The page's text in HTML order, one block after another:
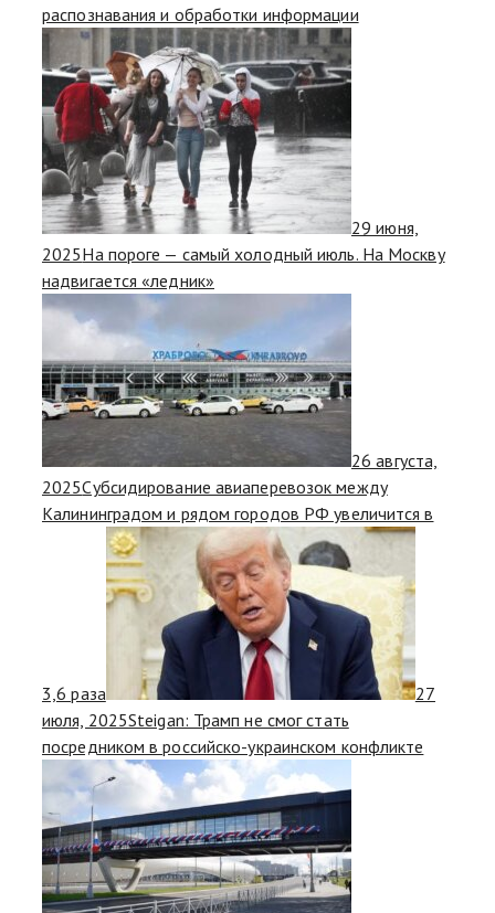
распознавания и обработки информации
29 июня,
2025На пороге — самый холодный июль. На Москву
надвигается «ледник»
26 августа,
2025Субсидирование авиаперевозок между
Калининградом и рядом городов РФ увеличится в
3,6 раза
27
июля, 2025Steigan: Трамп не смог стать
посредником в российско-украинском конфликте